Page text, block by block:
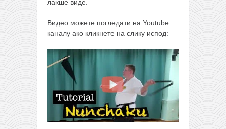
лакше виде.
Видео можете погледати на Youtube
каналу ако кликнете на слику испод: